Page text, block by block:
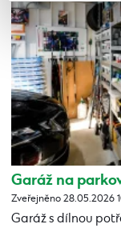
Garáž na
Zveřejněno 28.05.2026
Garáž s dílnou